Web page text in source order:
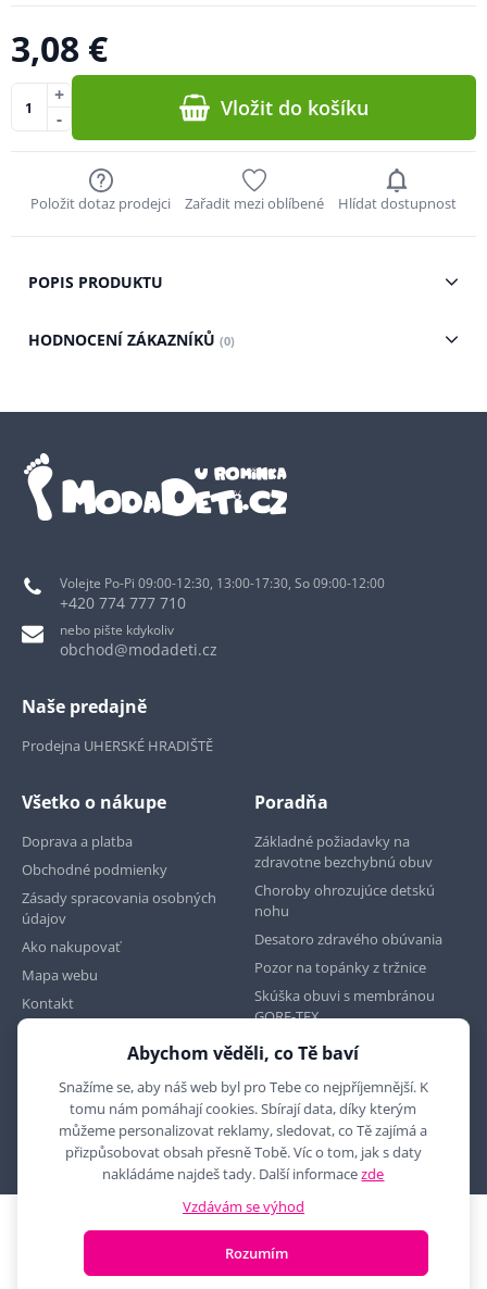
3,08 €
-
+ Vložit do košíku
Položit dotaz prodejci Zařadit mezi oblíbené Hlídat dostupnost
POPIS PRODUKTU
HODNOCENÍ ZÁKAZNÍKŮ (0)
Volejte Po-Pi 09:00-12:30, 13:00-17:30, So 09:00-12:00
+420 774 777 710
nebo pište kdykoliv
obchod@modadeti.cz
Naše predajně
Prodejna UHERSKÉ HRADIŠTĚ
Všetko o nákupe
Doprava a platba
Obchodné podmienky
Zásady spracovania osobných
údajov
Ako nakupovať
Mapa webu
Kontakt
Poradňa
Základné požiadavky na
zdravotne bezchybnú obuv
Choroby ohrozujúce detskú
nohu
Desatoro zdravého obúvania
Pozor na topánky z tržnice
Skúška obuvi s membránou
GORE-TEX
2010 - 2026 © MYRON MAXX, s.r.o., všechna práva vyhrazena
E-shop vytvořila
Abychom věděli, co Tě baví
Snažíme se, aby náš web byl pro Tebe co nejpříjemnější. K
tomu nám pomáhají cookies. Sbírají data, díky kterým
můžeme personalizovat reklamy, sledovat, co Tě zajímá a
přizpůsobovat obsah přesně Tobě. Víc o tom, jak s daty
nakládáme najdeš tady. Další informacezde
Vzdávám se výhod
Rozumím